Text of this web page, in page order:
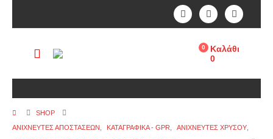
0
Καλάθι
0
SHOP
ΑΝΙΧΝΕΥΤΕΣ ΑΠΟΣΤΑΣΕΩΝ
ΚΑΤΑΓΡΑΦΙΚΑ - GPR ΑΝΙΧΝΕΥΤΈΣ ΧΡΥΣΟΎ